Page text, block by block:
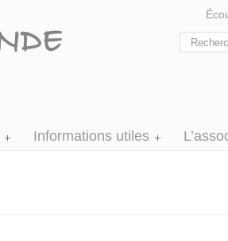
Informations utiles